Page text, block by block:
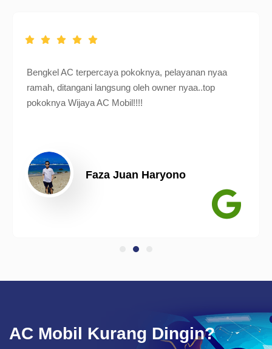
Bengkel AC terpercaya pokoknya, pelayanan nyaa
ramah, ditangani langsung oleh owner nyaa..top
pokoknya Wijaya AC Mobil!!!!
Faza Juan Haryono
AC Mobil Kurang Dingin?